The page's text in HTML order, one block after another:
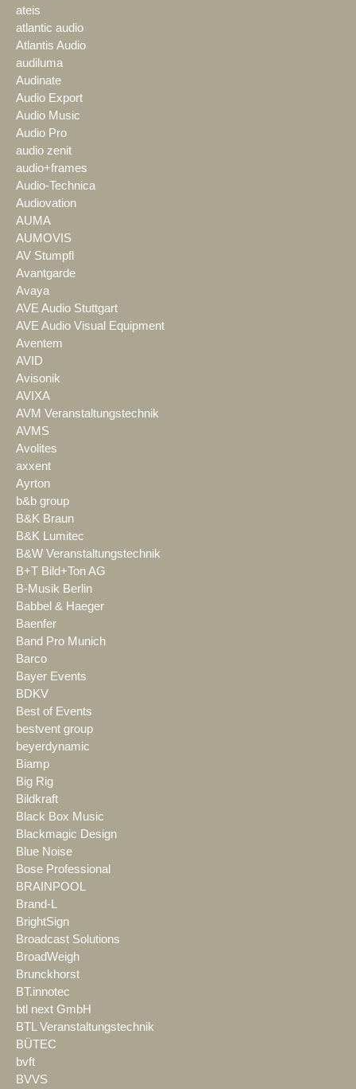
ateis
atlantic audio
Atlantis Audio
audiluma
Audinate
Audio Export
Audio Music
Audio Pro
audio zenit
audio+frames
Audio-Technica
Audiovation
AUMA
AUMOVIS
AV Stumpfl
Avantgarde
Avaya
AVE Audio Stuttgart
AVE Audio Visual Equipment
Aventem
AVID
Avisonik
AVIXA
AVM Veranstaltungstechnik
AVMS
Avolites
axxent
Ayrton
b&b group
B&K Braun
B&K Lumitec
B&W Veranstaltungstechnik
B+T Bild+Ton AG
B-Musik Berlin
Babbel & Haeger
Baenfer
Band Pro Munich
Barco
Bayer Events
BDKV
Best of Events
bestvent group
beyerdynamic
Biamp
Big Rig
Bildkraft
Black Box Music
Blackmagic Design
Blue Noise
Bose Professional
BRAINPOOL
Brand-L
BrightSign
Broadcast Solutions
BroadWeigh
Brunckhorst
BT.innotec
btl next GmbH
BTL Veranstaltungstechnik
BÜTEC
bvft
BVVS